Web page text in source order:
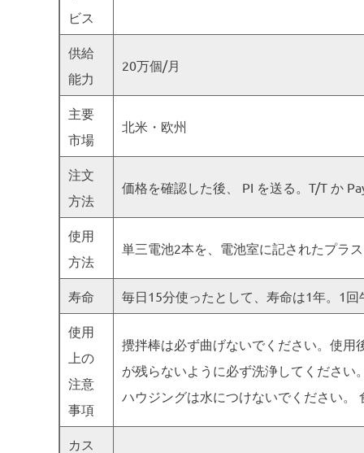
ビス
供給
能力
20万個/月
主要
市場
北米・欧州
注文
方法
価格を確認した後、 PI を送る。T/T か
使用
方法
単三電池2本を、電池室に記されたプラ
寿命 毎日15分使ったとして、寿命は1年。1回
使用
上の
注意
事項
攪拌棒は必ず曲げないでください。使用
が残らないように必ず洗浄してくださ
ハウジングは水につけないでください。
カス